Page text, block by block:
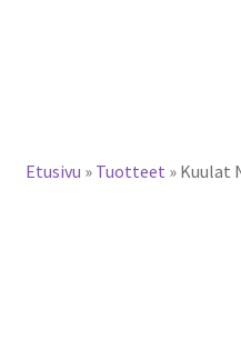
Etusivu » Tuotteet » Kuulat